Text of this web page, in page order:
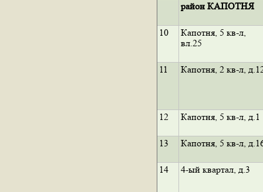
район КАПОТНЯ
10
Капотня, 5 кв-л,
вл.25
11 Капотня, 2 кв-л,
12 Капотня, 5 кв-л, д.1
13 Капотня, 5 кв-л,
14 4-ый квартал, д.3